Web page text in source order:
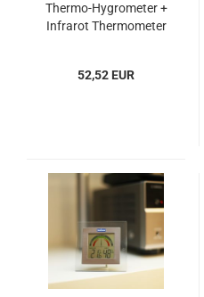
Thermo-Hygrometer +
Infrarot Thermometer
52,52 EUR